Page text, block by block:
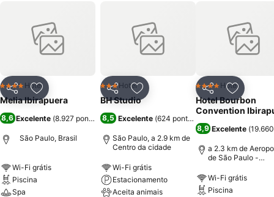
incluso na diária, é servido no restaurante Maestro, que também
oferece um cardápio variado para almoço e jantar. O Lobby Bar
propõe coquetéis e aperitivos. De carro, o hotel está distante cerca
de exposições São Paulo Expo.
PartilharAdicionar aos favoritos
4 EstrelasHotel
Melia Ibirapuera
8,6 Excelente (8.927 pontuações)
São Paulo, Brasil
Wi-Fi grátis
Piscina
Spa
PartilharAdicionar aos favoritos
3 Estrelas
Hotel
BH Studio
8,5 Excelente (624 pontuações
São Paulo, a 2.9 km de
Centro da cidade
Wi-Fi grátis
Estacionamento
Aceita animais
Partilhar
4 EstrelasHotel
Hotel Bourbon
Convention
8,9 Excelente (
a 2.3 km de
de São Paulo -
Wi-Fi grátis
Piscina